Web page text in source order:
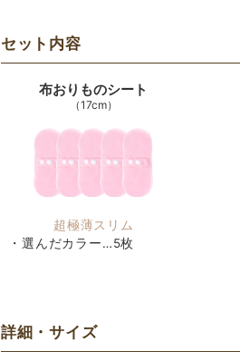
の方が言っているようにズレたり
セット内容
布おりものシート
17cm
超極薄スリム
選んだカラー…5枚
詳細・サイズ